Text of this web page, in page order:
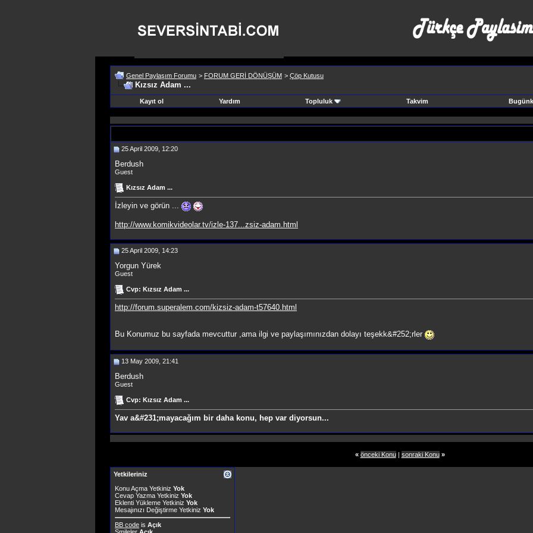
Genel Paylaşım Forumu > FORUM GERİ DÖNÜŞÜM > Çöp Kutusu
Kızsız Adam ...
Kayıt ol
Yardım Topluluk Takvim
25 April 2009, 12:20
Berdush
Guest
Kızsız Adam ...
İzleyin ve görün ...
http://www.komikvideolar.tv/izle-137...zsiz-adam.html
25 April 2009, 14:23
Yorgun Yürek
Guest
Cvp: Kızsız Adam ...
http://forum.superalem.com/kizsiz-adam-t57640.html
Bu Konumuz bu sayfada mevcuttur ,ama ilgi ve paylaşımınızdan dolayı teşekk&#252;rler
13 May 2009, 21:41
Berdush
Guest
Cvp: Kızsız Adam ...
Yav a&#231;mayacağım bir daha konu, hep var diyorsun...
« önceki Konu| sonraki Konu »
Yetkileriniz
Konu Açma Yetkiniz Yok
Cevap Yazma Yetkiniz Yok
Eklenti Yükleme Yetkiniz Yok
Mesajınızı Değiştirme Yetkiniz Yok
BB code is Açık